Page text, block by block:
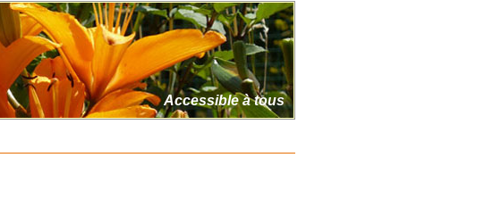
Accessible à tous